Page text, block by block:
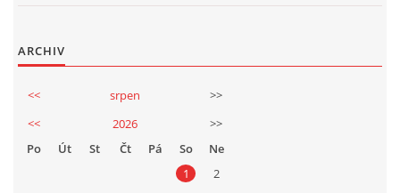
ARCHIV
<< srpen
>>
<<
2026
>>
Po
Út St Čt Pá So
Ne
1
2